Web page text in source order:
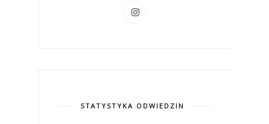
STATYSTYKA ODWIEDZIN